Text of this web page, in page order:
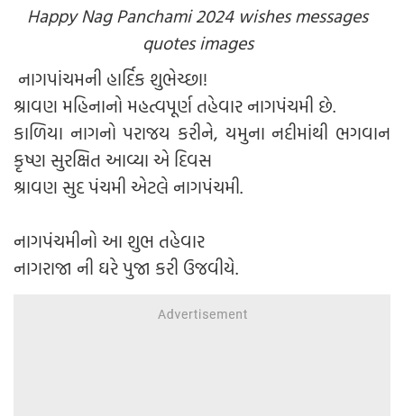
Happy Nag Panchami 2024 wishes messages
quotes images
નાગપાંચમની હાર્દિક શુભેચ્છા!
શ્રાવણ મહિનાનો મહત્વપૂર્ણ તહેવાર નાગપંચમી છે.
કાળિયા નાગનો પરાજય કરીને, યમુના નદીમાંથી ભગવાન
કૃષ્ણ સુરક્ષિત આવ્યા એ દિવસ
શ્રાવણ સુદ પંચમી એટલે નાગપંચમી.
નાગપંચમીનો આ શુભ તહેવાર
નાગરાજા ની ઘરે પુજા કરી ઉજવીયે.